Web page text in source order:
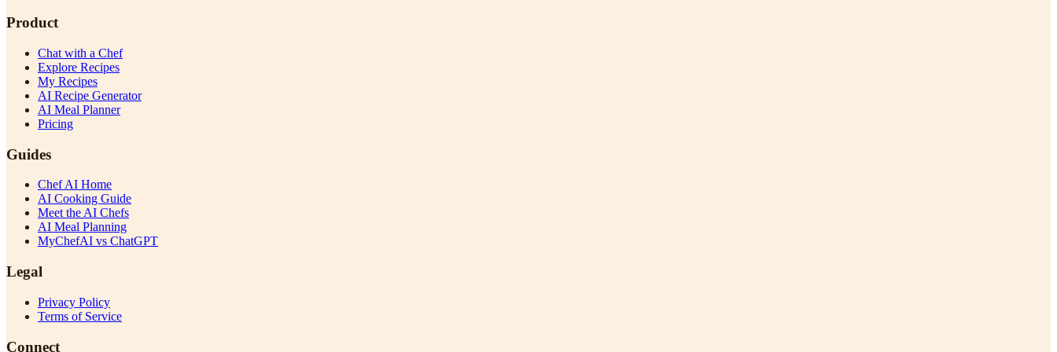
Product
Chat with a Chef
Explore Recipes
My Recipes
AI Recipe Generator
AI Meal Planner
Pricing
Guides
Chef AI Home
AI Cooking Guide
Meet the AI Chefs
AI Meal Planning
MyChefAI vs ChatGPT
Legal
Privacy Policy
Terms of Service
Connect